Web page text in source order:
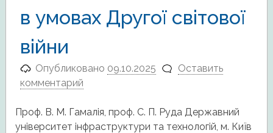
в умовах Другої світової
війни
Опубликовано 09.10.2025
Оставить
комментарий
Проф. В. М. Гамалія, проф. С. П. Руда Державний
університет інфраструктури та технологій, м. Київ